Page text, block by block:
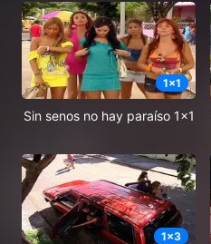
1x1
Sin senos no hay paraíso 1x1
1x3